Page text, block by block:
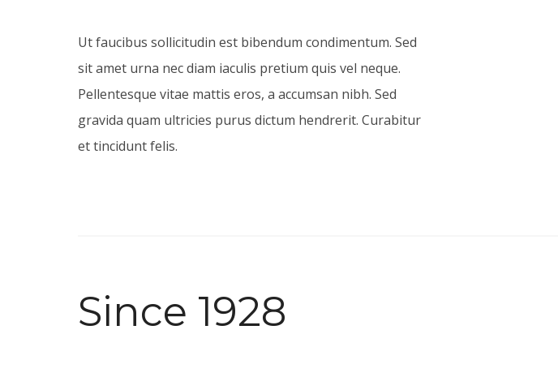
Ut faucibus sollicitudin est bibendum condimentum. Sed
sit amet urna nec diam iaculis pretium quis vel neque.
Pellentesque vitae mattis eros, a accumsan nibh. Sed
gravida quam ultricies purus dictum hendrerit. Curabitur
et tincidunt felis.
Since 1928